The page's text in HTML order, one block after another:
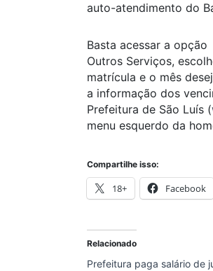
auto-atendimento do
Basta acessar a opção
Outros Serviços,
matrícula e o mês
a informação dos
Prefeitura de São Luís (
menu esquerdo da
Compartilhe isso:
18+ Facebook
Relacionado
Prefeitura paga salário de